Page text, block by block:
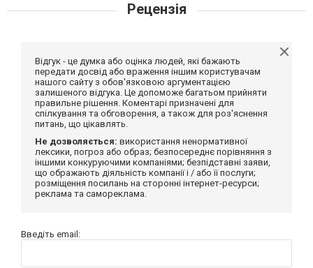
Рецензія
Відгук - це думка або оцінка людей, які бажають
передати досвід або враження іншим користувачам
нашого сайту з обов'язковою аргументацією
залишеного відгука. Це допоможе багатьом прийняти
правильне рішення. Коментарі призначені для
спілкування та обговорення, а також для роз'яснення
питань, що цікавлять.
Не дозволяється: використання ненормативної
лексики, погроз або образ; безпосереднє порівняння з
іншими конкуруючими компаніями; безпідставні заяви,
що ображають діяльність компанії і / або її послуги;
розміщення посилань на сторонні інтернет-ресурси;
реклама та самореклама.
Введіть email: